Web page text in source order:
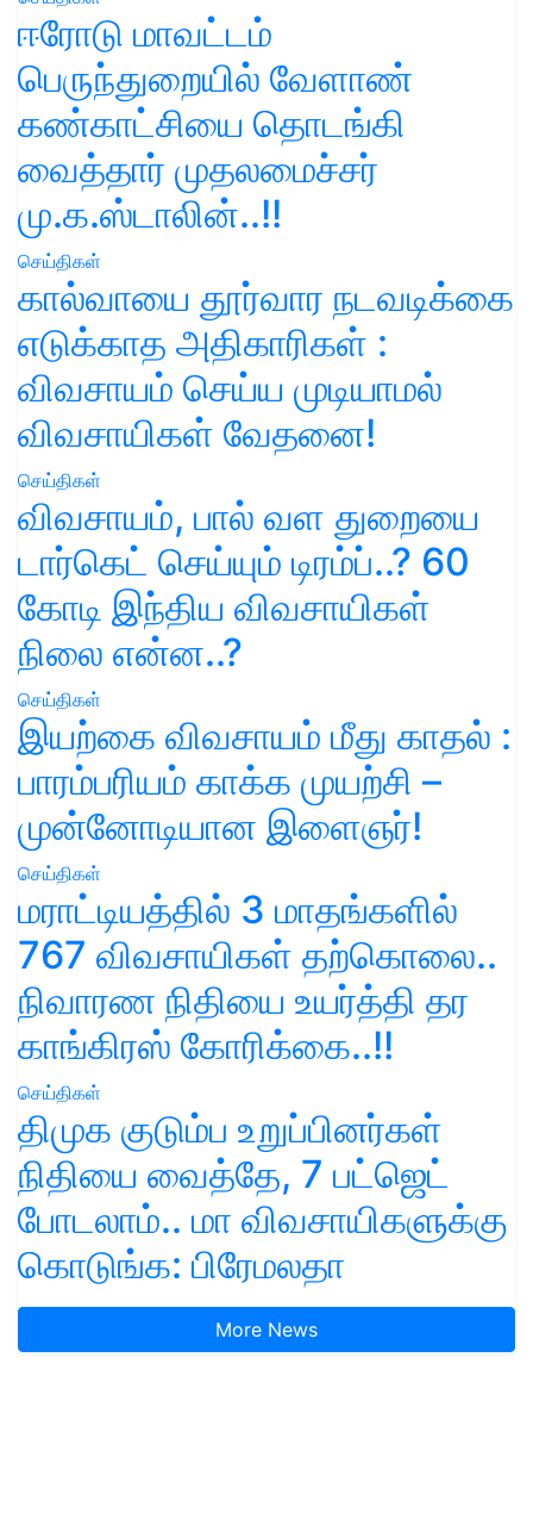
ஈரோடு மாவட்டம்
பெருந்துறையில் வேளாண்
கண்காட்சியை தொடங்கி
வைத்தார் முதலமைச்சர்
மு.க.ஸ்டாலின்..!!
செய்திகள்
கால்வாயை தூர்வார நடவடிக்கை
எடுக்காத அதிகாரிகள் :
விவசாயம் செய்ய முடியாமல்
விவசாயிகள் வேதனை!
செய்திகள்
விவசாயம், பால் வள துறையை
டார்கெட் செய்யும் டிரம்ப்..? 60
கோடி இந்திய விவசாயிகள்
நிலை என்ன..?
செய்திகள்
இயற்கை விவசாயம் மீது காதல் :
பாரம்பரியம் காக்க முயற்சி –
முன்னோடியான இளைஞர்!
செய்திகள்
மராட்டியத்தில் 3 மாதங்களில்
767 விவசாயிகள் தற்கொலை..
நிவாரண நிதியை உயர்த்தி தர
காங்கிரஸ் கோரிக்கை..!!
செய்திகள்
திமுக குடும்ப உறுப்பினர்கள்
நிதியை வைத்தே, 7 பட்ஜெட்
போடலாம்.. மா விவசாயிகளுக்கு
கொடுங்க: பிரேமலதா
More News